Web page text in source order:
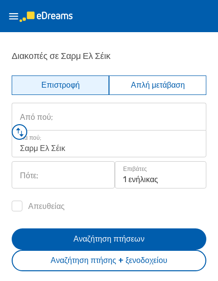
Διακοπές σε Σαρμ Ελ Σέικ
Επιστροφή Απλή μετάβαση
Από πού;
Για πού;
Σαρμ Ελ Σέικ
Πότε;
Επιβάτες
1 ενήλικας
Απευθείας
Αναζήτηση πτήσης + ξενοδοχείου
Αναζήτηση πτήσεων